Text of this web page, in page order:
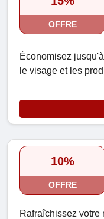
OFFRE
Économisez
le visage et les
10%
OFFRE
Rafraîchissez votre